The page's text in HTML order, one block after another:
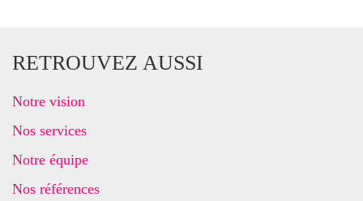
RETROUVEZ AUSSI
Notre vision
Nos services
Notre équipe
Nos références